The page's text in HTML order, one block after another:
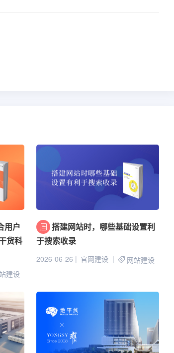
用户
货科
建设
搭建网站时，哪些基础设置利
于搜索收录
2026-06-26 官网建设 网站建设